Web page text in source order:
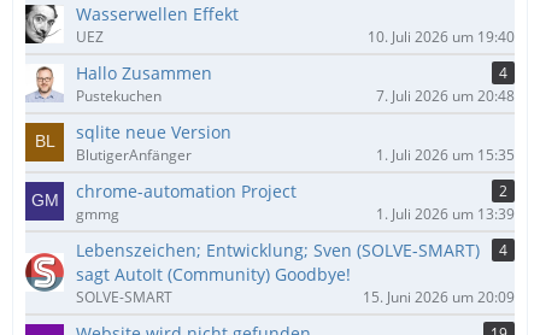
Wasserwellen Effekt
UEZ 10. Juli 2026 um 19:40
Hallo Zusammen
4
Pustekuchen
7. Juli 2026 um 20:48
sqlite neue Version
BlutigerAnfänger 1. Juli 2026 um 15:35
chrome-automation Project
2
gmmg
1. Juli 2026 um 13:39
Lebenszeichen; Entwicklung; Sven (SOLVE-SMART)
sagt AutoIt (Community) Goodbye!
4
SOLVE-SMART 15. Juni 2026 um 20:09